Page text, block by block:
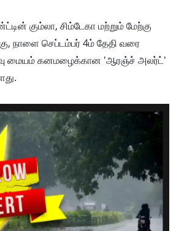
கும்லா, சிம்டேகா மற்றும் மேற்கு
நாளை செப்டம்பர் 4ம் தேதி வரை
மையம் கனமழைக்கான 'ஆரஞ்ச் அலர்ட்'